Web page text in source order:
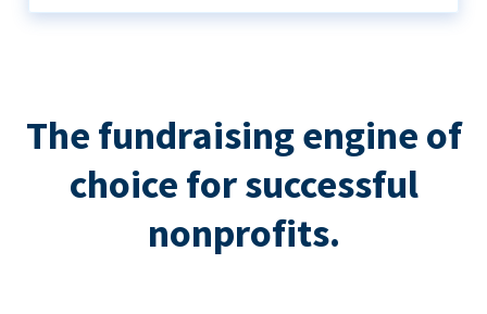
The fundraising engine of
choice for successful
nonprofits.